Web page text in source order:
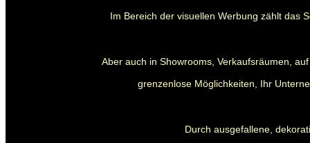
Im Bereich der visuellen Werbung zählt das
Aber auch in Showrooms, Verkaufsräumen,
grenzenlose Möglichkeiten, Ihr
Durch ausgefallene,